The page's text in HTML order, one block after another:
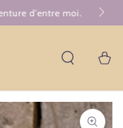
d'entre moi.